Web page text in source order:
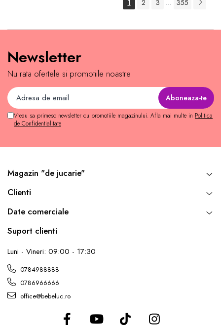
1 2 3 ... 355
Newsletter
Nu rata ofertele si promotiile noastre
Vreau sa primesc newsletter cu promotiile magazinului. Afla mai multe in Politica
de Confidentialitate
Magazin "de jucarie"
Clienti
Date comerciale
Suport clienti
Luni - Vineri: 09:00 - 17:30
0784988888
0786966666
office@bebeluc.ro